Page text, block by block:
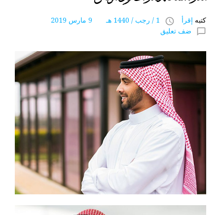
كتبه إقرأ access_time 1 / رجب / 1440 هـ 9 مارس 2019
chat_bubble_outline ضف تعليق